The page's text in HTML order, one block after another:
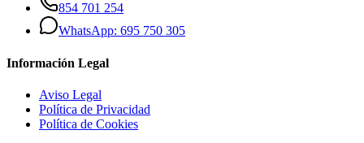
854 701 254
WhatsApp: 695 750 305
Información Legal
Aviso Legal
Política de Privacidad
Política de Cookies